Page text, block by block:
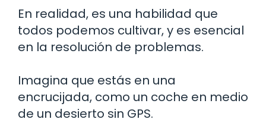
En realidad, es una habilidad que
todos podemos cultivar, y es esencial
en la resolución de problemas.
Imagina que estás en una
encrucijada, como un coche en medio
de un desierto sin GPS.